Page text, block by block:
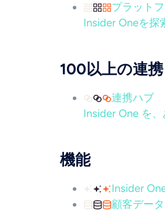
プラット
Insider Oneを探
100以上の連携
連携ハブ
Insider One を
機能
Insider
顧客デー